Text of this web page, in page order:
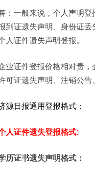
：一般来说，个人声明
到证遗失声明、身份证
人证件遗失声明登报。
业证件登报价格相对贵，
可证遗失声明、注销公告
源日报通用登报格式：
人证件遗失登报格式:
历证书遗失声明格式：